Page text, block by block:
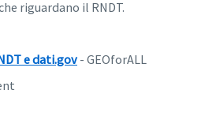
riguardano il RNDT.
e dati.gov- GEOforALL